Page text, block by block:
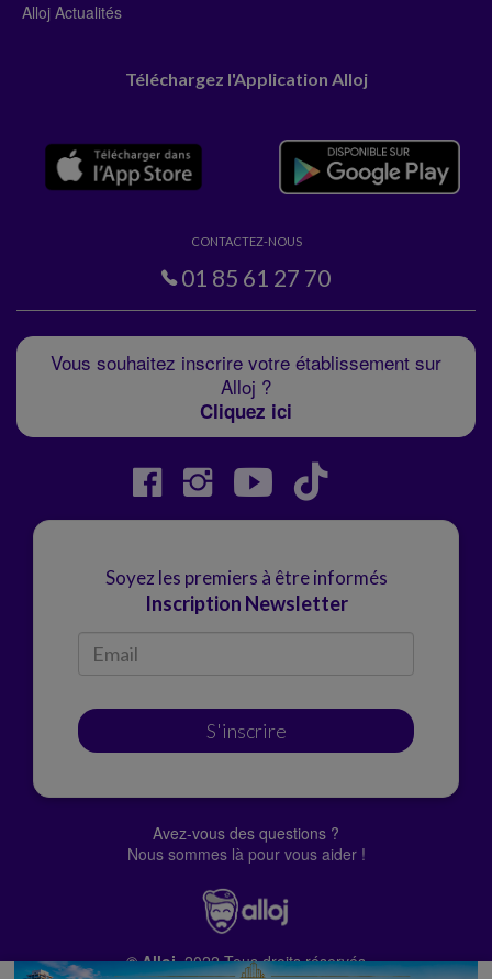
Alloj Actualités
Téléchargez l'Application Alloj
CONTACTEZ-NOUS
01 85 61 27 70
Vous souhaitez inscrire votre établissement sur
Alloj ?
Cliquez ici
Soyez les premiers à être informés
Inscription Newsletter
S'inscrire
Avez-vous des questions ?
Nous sommes là pour vous aider !
© Alloj.2022 Tous droits réservés